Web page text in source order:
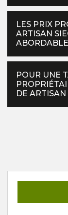
LES PRIX
ARTISAN
POUR UNE
DE ARTISAN